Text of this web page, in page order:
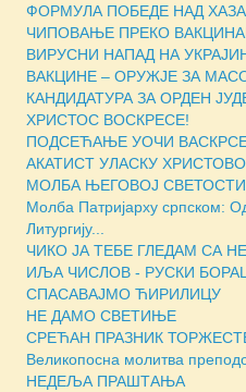
ФОРМУЛА ПОБЕДЕ НАД
ЧИПОВАЊЕ ПРЕКО
ВИРУСНИ НАПАД НА
ВАКЦИНЕ – ОРУЖЈЕ ЗА
КАНДИДАТУРА ЗА ОРДЕН
ХРИСТОС ВОСКРЕСЕ!
ПОДСЕЋАЊЕ УОЧИ
АКАТИСТ УЛАСКУ
МОЛБА ЊЕГОВОЈ СВЕТОСТИ
Молба Патријарху српском:
Литургију...
ЧИКО ЈА ТЕБЕ ГЛЕДАМ СА
ИЉА ЧИСЛОВ - РУСКИ
СПАСАВАЈМО ЋИРИЛИЦУ
НЕ ДАМО СВЕТИЊЕ
СРЕЋАН ПРАЗНИК
Великопосна молитва
НЕДЕЉА ПРАШТАЊА